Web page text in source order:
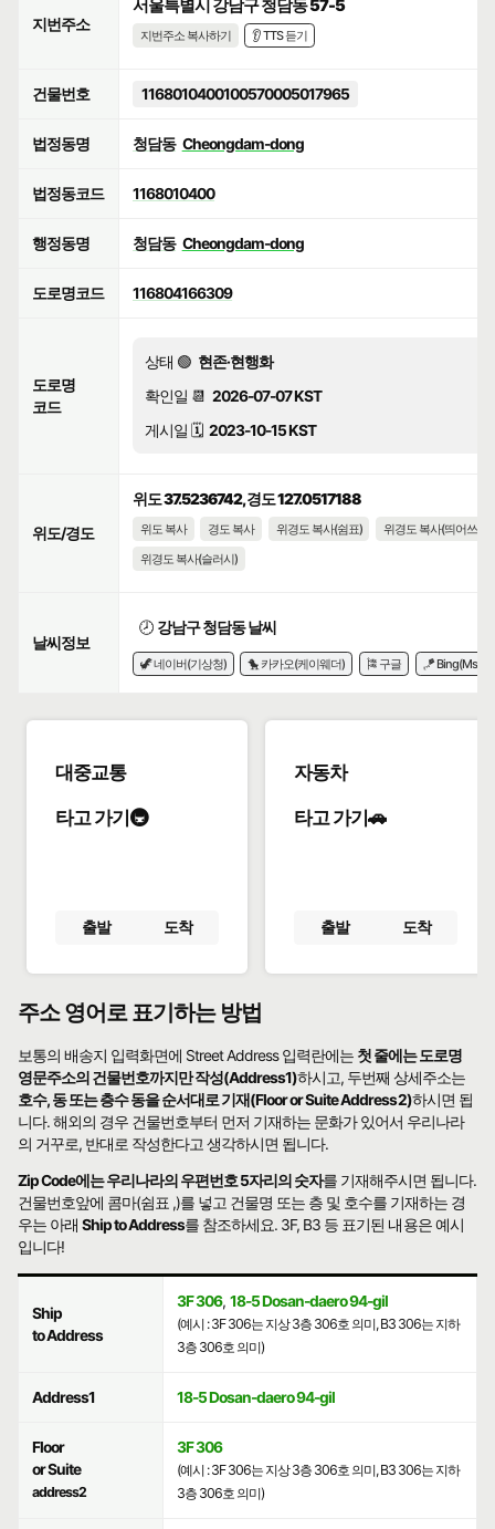
지번주소
서울특별시 강남구 청담동 57-5
지번주소 복사하기 👂 TTS 듣기
건물번호 1168010400100570005017965
법정동명 청담동 Cheongdam-dong
법정동코드 1168010400
행정동명 청담동 Cheongdam-dong
도로명코드 116804166309
도로명
코드
상태 🟢 현존·현행화
확인일 📆 2026-07-07 KST
게시일 🗓️ 2023-10-15 KST
위도/경도
위도 37.5236742, 경도 127.0517188
위도 복사 경도 복사 위경도 복사(쉼표)
위경도 복사(띄어쓰기)
위경도 복사(슬러시)
날씨정보
🕗 강남구 청담동 날씨
🦖 네이버(기상청) 🐤 카카오(케이웨더) 🎏 구글 🪁 Bing(Msn)
대중교통
타고 가기🚇
출발 도착
자동차
타고 가기🚗
출발 도착
주소 영어로 표기하는 방법
보통의 배송지 입력화면에 Street Address 입력란에는 첫 줄에는 도로명
영문주소의 건물번호까지만 작성(Address1)하시고, 두번째 상세주소는
호수, 동 또는 층수 동을 순서대로 기재(Floor or Suite Address2)하시면 됩
니다. 해외의 경우 건물번호부터 먼저 기재하는 문화가 있어서 우리나라
의 거꾸로, 반대로 작성한다고 생각하시면 됩니다.
Zip Code에는 우리나라의 우편번호 5자리의 숫자를 기재해주시면 됩니다.
건물번호앞에 콤마(쉼표 ,)를 넣고 건물명 또는 층 및 호수를 기재하는 경
우는 아래Ship to Address를 참조하세요. 3F, B3 등 표기된 내용은 예시
입니다!
Ship
to Address
3F 306, 18-5 Dosan-daero 94-gil
(예시 : 3F 306는 지상 3층 306호 의미, B3 306는 지하
3층 306호 의미)
Address1 18-5 Dosan-daero 94-gil
Floor
or Suite
address2
3F 306
(예시 : 3F 306는 지상 3층 306호 의미, B3 306는 지하
3층 306호 의미)